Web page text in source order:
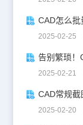
2025-02-25
告别繁琐！
2025-02-21
CAD常规截
2025-02-20